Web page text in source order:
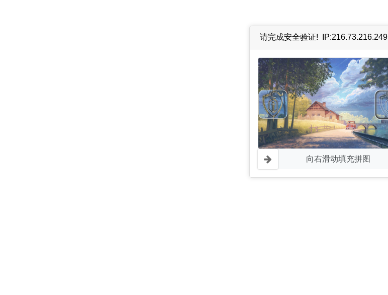
请完成安全验证! IP:216.73.216.249
向右滑动填充拼图